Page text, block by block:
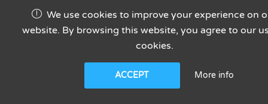
We use cookies to improve your experience on
website. By browsing this website, you agree to our
cookies.
ACCEPT More info